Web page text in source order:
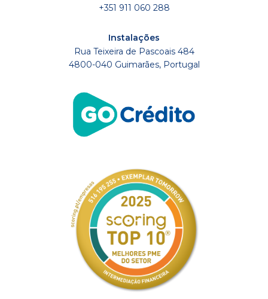
+351 911 060 288
Instalações
Rua Teixeira de Pascoais 484
4800-040 Guimarães, Portugal